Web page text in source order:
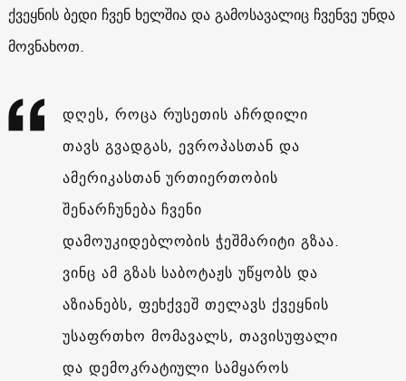
ქვეყნის ბედი ჩვენ ხელშია და გამოსავალიც ჩვენვე უნდა
მოვნახოთ.
დღეს, როცა რუსეთის აჩრდილი
თავს გვადგას, ევროპასთან და
ამერიკასთან ურთიერთობის
შენარჩუნება ჩვენი
დამოუკიდებლობის ჭეშმარიტი გზაა.
ვინც ამ გზას საბოტაჟს უწყობს და
აზიანებს, ფეხქვეშ თელავს ქვეყნის
უსაფრთხო მომავალს, თავისუფალი
და დემოკრატიული სამყაროს